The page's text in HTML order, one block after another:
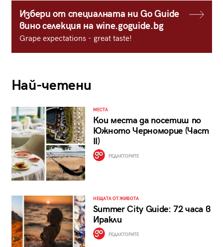
Избери от специалната ни Go Guide
вино селекция на wine.goguide.bg
Grape expectations - great taste!
Най-четени
МЕСТА
Кои места да посетиш по
Южното Черноморие (Част
II)
РЕДАКТОРИТЕ
НЕЩАТА ОТ ЖИВОТА
Summer City Guide: 72 часа в
Иракли
РЕДАКТОРИТЕ